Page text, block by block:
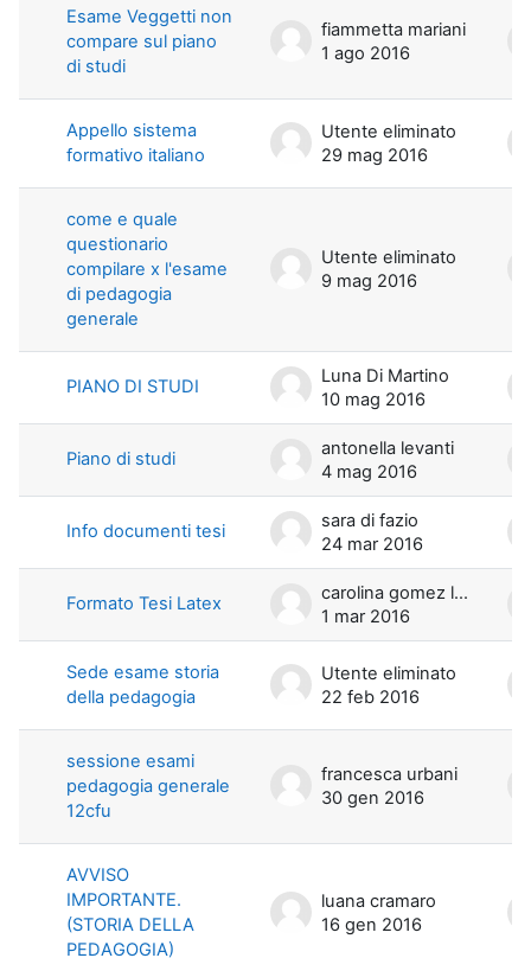
Esame Veggetti non
compare sul piano
di studi
fiammetta mariani
1 ago 2016
Appello sistema
formativo italiano
Utente eliminato
29 mag 2016
come e quale
questionario
compilare x l'esame
di pedagogia
generale
Utente eliminato
9 mag 2016
PIANO DI STUDI
Luna Di Martino
10 mag 2016
Piano di studi
antonella levanti
4 mag 2016
Info documenti tesi
sara di fazio
24 mar 2016
Formato Tesi Latex
carolina gomez lopez
1 mar 2016
Sede esame storia
della pedagogia
Utente eliminato
22 feb 2016
sessione esami
pedagogia generale
12cfu
francesca urbani
30 gen 2016
AVVISO
IMPORTANTE.
(STORIA DELLA
PEDAGOGIA)
luana cramaro
16 gen 2016